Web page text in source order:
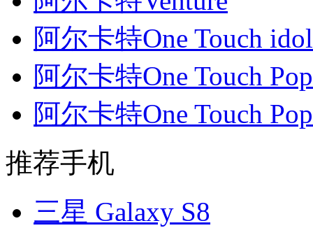
阿尔卡特One Touch
阿尔卡特One Touch
阿尔卡特One Touch
推荐手机
三星 Galaxy S8